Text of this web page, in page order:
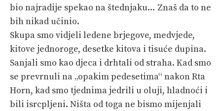
bio najradije spekao na štednjaku… Znaš da to ne
bih nikad učinio.
Skupa smo vidjeli ledene brjegove, medvjede,
kitove jednoroge, desetke kitova i tisuće dupina.
Sanjali smo kao djeca i drhtali od straha. Kad smo
se prevrnuli na „opakim pedesetima“ nakon Rta
Horn, kad smo tjednima jedrili u oluji, hladnoći i
bili isrcpljeni. Ništa od toga ne bismo mijenjali